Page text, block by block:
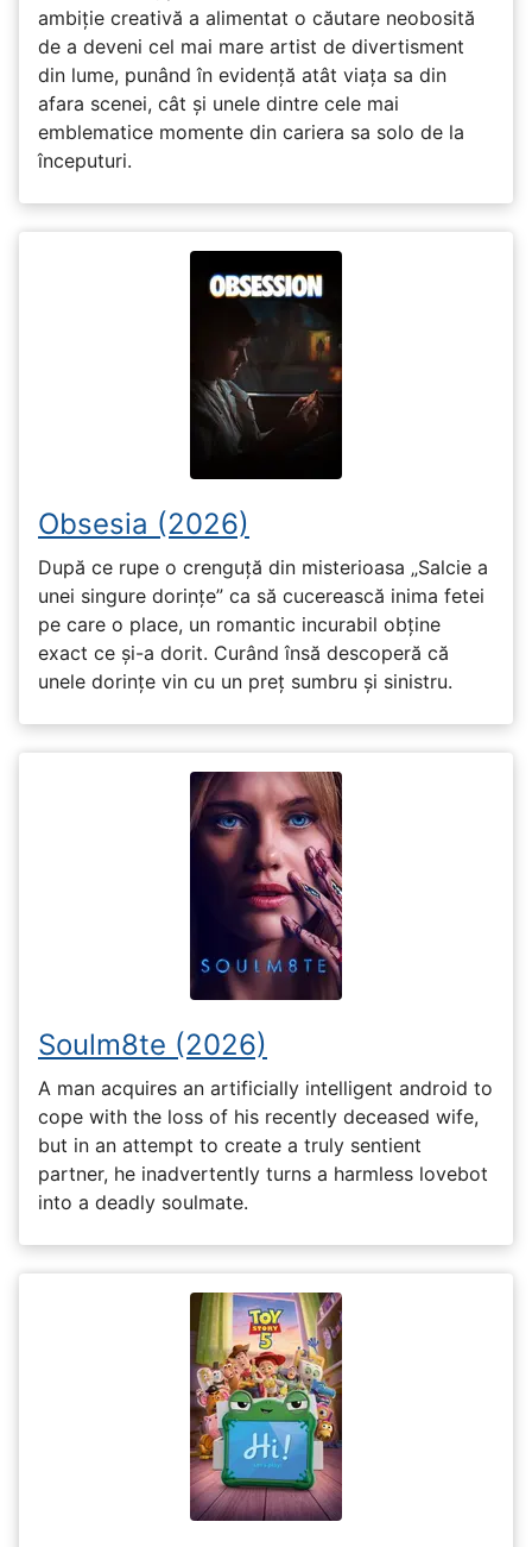
ambiție creativă a alimentat o căutare neobosită
de a deveni cel mai mare artist de divertisment
din lume, punând în evidență atât viața sa din
afara scenei, cât și unele dintre cele mai
emblematice momente din cariera sa solo de la
începuturi.
Obsesia (2026)
După ce rupe o crenguță din misterioasa „Salcie a
unei singure dorințe” ca să cucerească inima fetei
pe care o place, un romantic incurabil obține
exact ce și-a dorit. Curând însă descoperă că
unele dorințe vin cu un preț sumbru și sinistru.
Soulm8te (2026)
A man acquires an artificially intelligent android to
cope with the loss of his recently deceased wife,
but in an attempt to create a truly sentient
partner, he inadvertently turns a harmless lovebot
into a deadly soulmate.